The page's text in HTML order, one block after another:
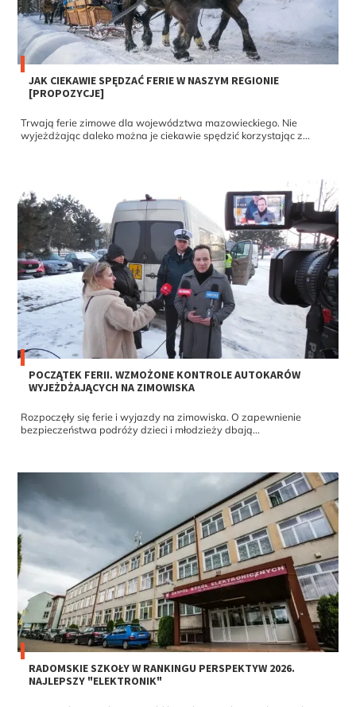
JAK CIEKAWIE SPĘDZAĆ FERIE W NASZYM REGIONIE
[PROPOZYCJE]
Trwają ferie zimowe dla województwa mazowieckiego. Nie
wyjeżdżając daleko można je ciekawie spędzić korzystając z...
POCZĄTEK FERII. WZMOŻONE KONTROLE AUTOKARÓW
WYJEŻDŻAJĄCYCH NA ZIMOWISKA
Rozpoczęły się ferie i wyjazdy na zimowiska. O zapewnienie
bezpieczeństwa podróży dzieci i młodzieży dbają...
RADOMSKIE SZKOŁY W RANKINGU PERSPEKTYW 2026.
NAJLEPSZY "ELEKTRONIK"